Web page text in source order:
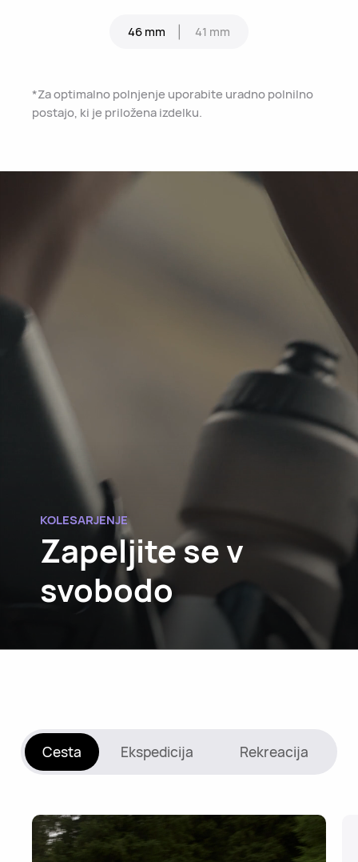
46 mm 41 mm
*Za optimalno polnjenje uporabite uradno polnilno
postajo, ki je priložena izdelku.
KOLESARJENJE
Zapeljite se v
svobodo
Cesta Ekspedicija Rekreacija